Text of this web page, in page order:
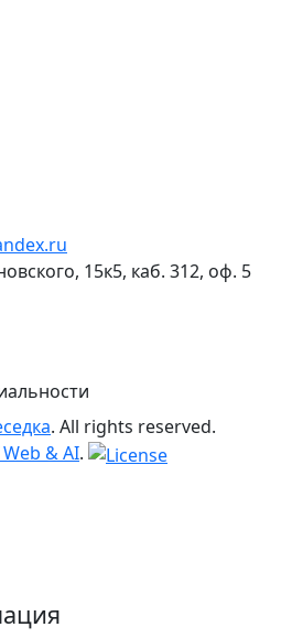
15к5, каб. 312, оф. 5
. All rights reserved.
& AI.